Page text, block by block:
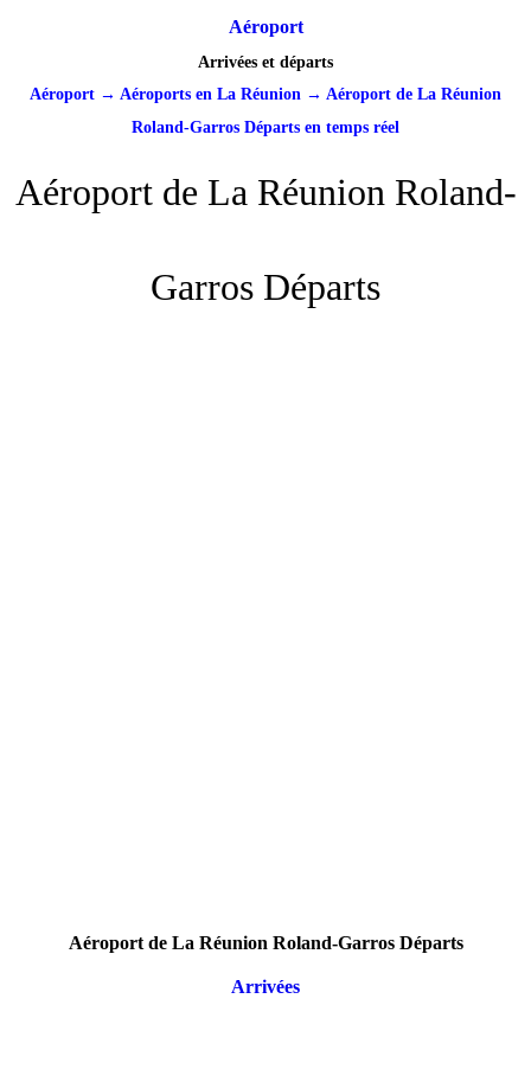
Aéroport
Arrivées et départs
Aéroport → Aéroports en La Réunion → Aéroport de La Réunion
Roland-Garros Départs en temps réel
Aéroport de La Réunion Roland-
Garros Départs
Aéroport de La Réunion Roland-Garros Départs
Arrivées